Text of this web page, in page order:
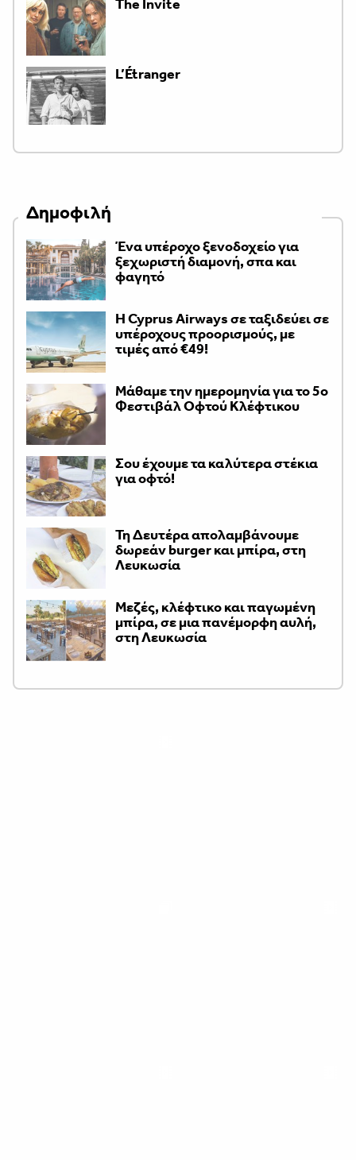
The Invite
L’Étranger
Δημοφιλή
Ένα υπέροχο ξενοδοχείο για
ξεχωριστή διαμονή, σπα και
φαγητό
H Cyprus Airways σε ταξιδεύει σε
υπέροχους προορισμούς, με
τιμές από €49!
Μάθαμε την ημερομηνία για το 5ο
Φεστιβάλ Οφτού Κλέφτικου
Σου έχουμε τα καλύτερα στέκια
για οφτό!
Τη Δευτέρα απολαμβάνουμε
δωρεάν burger και μπίρα, στη
Λευκωσία
Μεζές, κλέφτικο και παγωμένη
μπίρα, σε μια πανέμορφη αυλή,
στη Λευκωσία